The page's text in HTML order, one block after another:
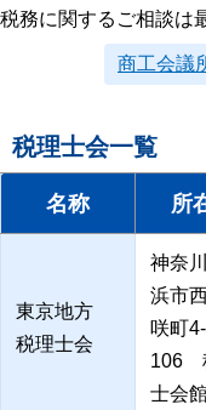
税務に関するご相談は
商工会議
税理士会一覧
名称 所
東京地方
税理士会
神奈
浜市
咲町4-
106
士会